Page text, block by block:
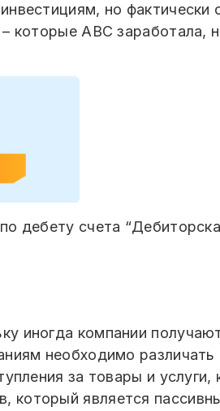
но фактически
которые ABC заработала,
дебету счета
иногда компании
необходимо
за товары и
является